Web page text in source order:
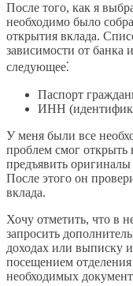
После того, как я
необходимо было
открытия вклада.
зависимости от банка
следующее⁚
Паспорт
ИНН
У меня были все
проблем смог открыть
предъявить
После этого он
вклада.
Хочу отметить, что в
запросить
доходах или выписку
посещением
необходимых